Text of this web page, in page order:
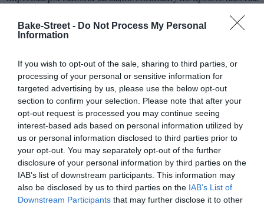
Bake-Street - Do Not Process My Personal
Information
If you wish to opt-out of the sale, sharing to third parties, or
processing of your personal or sensitive information for
targeted advertising by us, please use the below opt-out
section to confirm your selection. Please note that after your
opt-out request is processed you may continue seeing
interest-based ads based on personal information utilized by
us or personal information disclosed to third parties prior to
your opt-out. You may separately opt-out of the further
disclosure of your personal information by third parties on the
IAB’s list of downstream participants. This information may
also be disclosed by us to third parties on the IAB’s List of
Downstream Participants that may further disclose it to other
Eva 15 julio, 2016